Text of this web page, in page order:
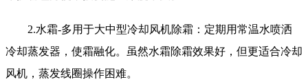
2.水霜-多用于大中型冷却风机除霜：定期用常温水喷洒
冷却蒸发器，使霜融化。虽然水霜除霜效果好，但更适合冷却
风机，蒸发线圈操作困难。